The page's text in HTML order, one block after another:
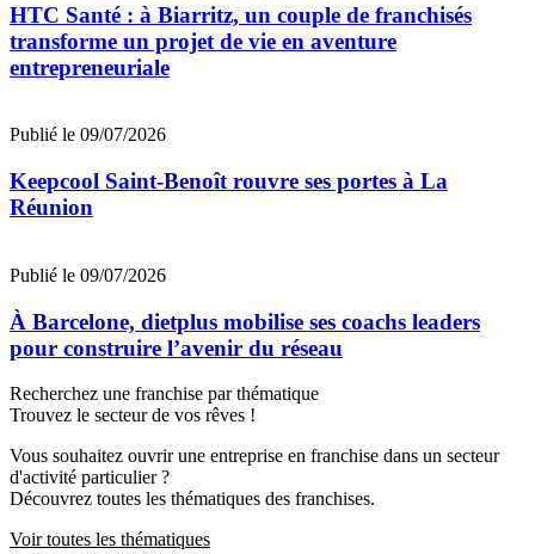
HTC Santé : à Biarritz, un couple de franchisés
transforme un projet de vie en aventure
entrepreneuriale
Publié le 09/07/2026
Keepcool Saint-Benoît rouvre ses portes à La
Réunion
Publié le 09/07/2026
À Barcelone, dietplus mobilise ses coachs leaders
pour construire l’avenir du réseau
Recherchez une franchise par thématique
Trouvez le secteur de vos rêves !
Vous souhaitez ouvrir une entreprise en franchise dans un secteur
d'activité particulier ?
Découvrez toutes les thématiques des franchises.
Voir toutes les thématiques